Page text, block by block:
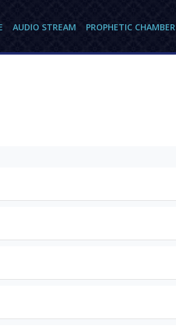
AUDIO STREAM PROPHETIC CHAMBER